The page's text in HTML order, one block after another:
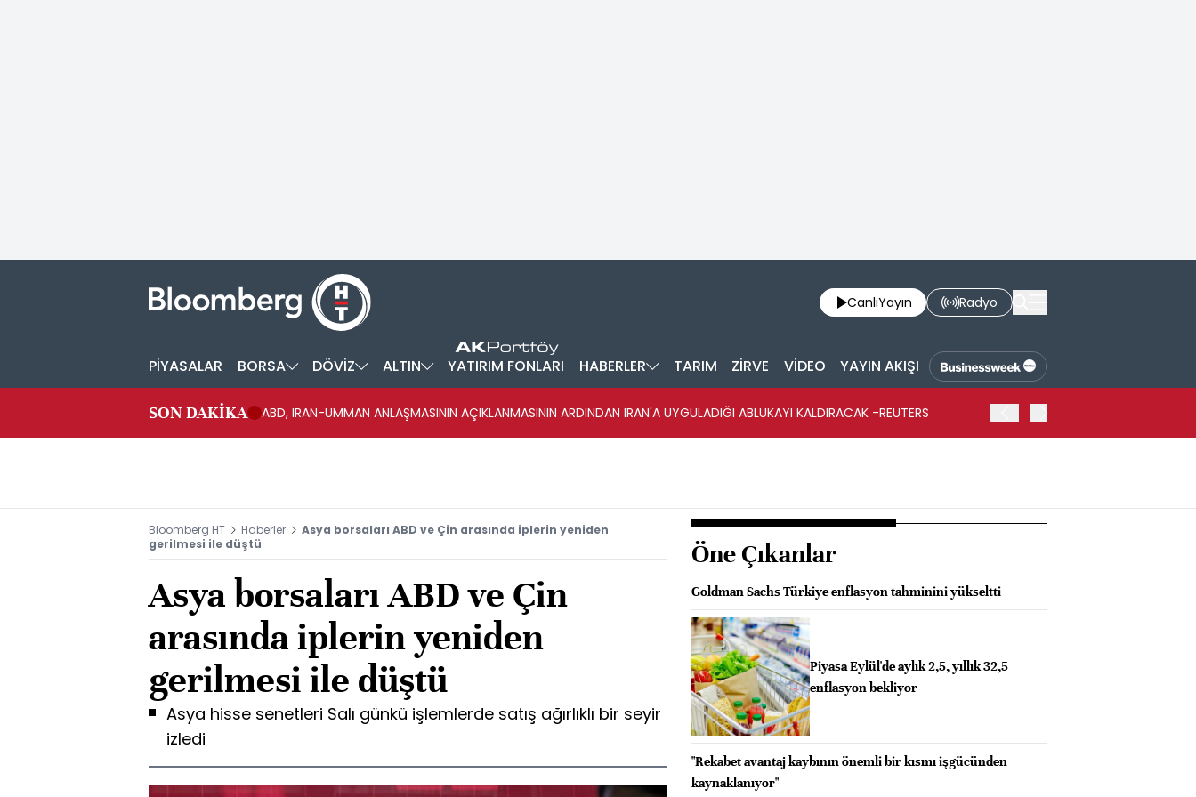
CanlıYayın Radyo
PİYASALAR BORSA DÖVİZ ALTIN YATIRIM FONLARI HABERLER TARIM ZİRVE VİDEO YAYIN AKIŞI
SON DAKİKA ABD, İRAN-UMMAN ANLAŞMASININ AÇIKLANMASININ ARDINDAN İRAN'A UYGULADIĞI ABLUKAYI KALDIRACAK -REUTERS
Bloomberg HT Haberler
Asya borsaları ABD ve Çin arasında iplerin yeniden
gerilmesi ile düştü
Asya borsaları ABD ve Çin
arasında iplerin yeniden
gerilmesi ile düştü
Asya hisse senetleri Salı günkü işlemlerde satış ağırlıklı bir seyir
izledi
Öne Çıkanlar
Goldman Sachs Türkiye enflasyon tahminini yükseltti
Piyasa Eylül'de aylık 2,5, yıllık 32,5
enflasyon bekliyor
"Rekabet avantaj kaybının önemli bir kısmı işgücünden
kaynaklanıyor"